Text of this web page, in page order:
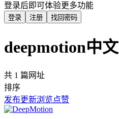
登录后即可体验更多功能
登录 注册 找回密码
deepmotion中
共 1 篇网址
排序
发布更新浏览点赞